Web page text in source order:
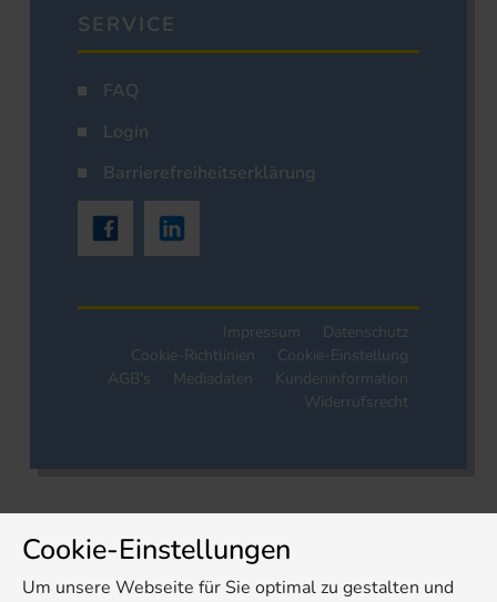
SERVICE
FAQ
Login
Barrierefreiheitserklärung
Impressum
Datenschutz
Cookie-Richtlinien
Cookie-Einstellung
AGB's
Mediadaten
Kundeninformation
Widerrufsrecht
Cookie-Einstellungen
Um unsere Webseite für Sie optimal zu gestalten und